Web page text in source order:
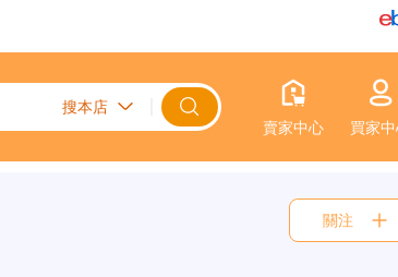
賣家中心 買家
關注